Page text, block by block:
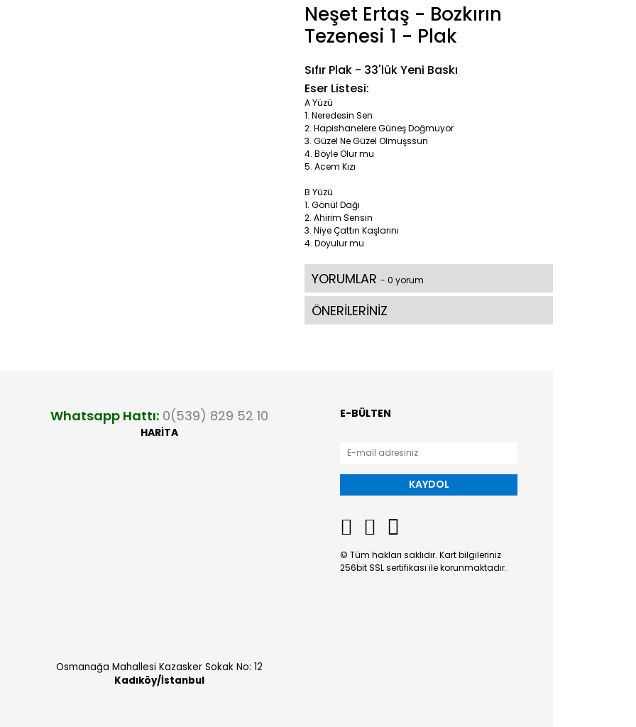
Neşet Ertaş - Bozkırın
Tezenesi 1 - Plak
Sıfır Plak - 33'lük Yeni Baskı
Eser Listesi:
A Yüzü
1. Neredesin Sen
2. Hapishanelere Güneş Doğmuyor
3. Güzel Ne Güzel Olmuşssun
4. Böyle Olur mu
5. Acem Kızı
B Yüzü
1. Gönül Dağı
2. Ahirim Sensin
3. Niye Çattın Kaşlarını
4. Doyulur mu
YORUMLAR - 0 yorum
ÖNERİLERİNİZ
Whatsapp Hattı: 0(539) 829 52 10
HARİTA
Osmanağa Mahallesi Kazasker Sokak No: 12
Kadıköy/İstanbul
E-BÜLTEN
KAYDOL
© Tüm hakları saklıdır. Kart bilgileriniz
256bit SSL sertifikası ile korunmaktadır.